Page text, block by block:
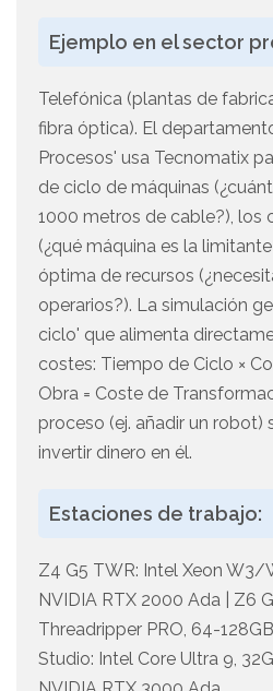
Ejemplo en el sector
Telefónica (plantas de
fibra óptica). El
Procesos' usa Tecnomatix
de ciclo de máquinas
1000 metros de cable?), los
(¿qué máquina es la
óptima de recursos
operarios?). La simulación
ciclo' que alimenta
costes: Tiempo de Ciclo ×
Obra = Coste de
proceso (ej. añadir un robot)
invertir dinero en él.
Estaciones de trabajo:
Z4 G5 TWR: Intel Xeon W3/
NVIDIA RTX 2000 Ada | Z6
Threadripper PRO, 64-
Studio: Intel Core Ultra 9,